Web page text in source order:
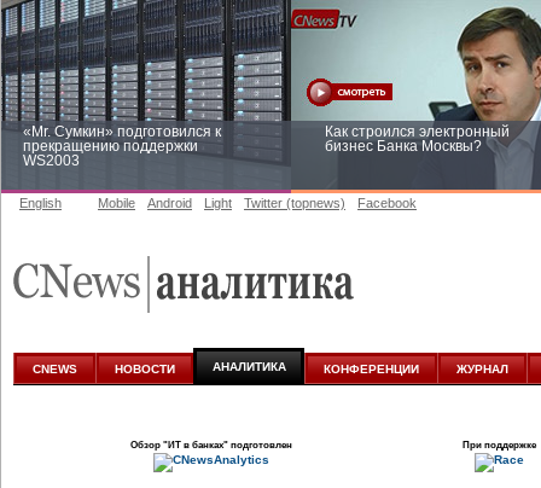
«Mr. Сумкин» подготовился к
прекращению поддержки
WS2003
Как строился электронный
бизнес Банка Москвы?
аналитике
English Mobile Android Light Twitter (topnews) Facebook
CNEWS НОВОСТИ АНАЛИТИКА КОНФЕРЕНЦИИ ЖУРНАЛ
Обзор "ИТ в банках"подготовлен При поддержке